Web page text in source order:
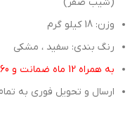
وزن: 18 کیلو گرم
رنگ بندی: سفید ، مشکی
به همراه 12 ماه ضمانت و 60 ماه خدمات پس از فروش واقعی
ارسال و تحویل فوری به